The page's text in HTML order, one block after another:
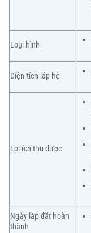
Loại hình
Diện tích lắp hệ
Lợi ích thu được
Ngày lắp đặt hoàn
thành